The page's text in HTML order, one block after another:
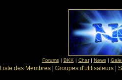
Forums| BKK | Chat| News|
Liste des Membres Groupes d'utilisateurs